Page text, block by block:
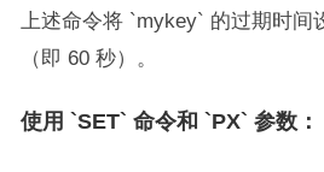
上述命令将 `mykey` 的过期时间
（即 60 秒）。
使用 `SET` 命令和 `PX` 参数：